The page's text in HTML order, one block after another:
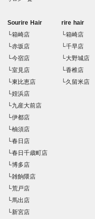
Sourire Hair
└箱崎店
└赤坂店
└今宿店
└室見店
└東比恵店
└姪浜店
└九産大前店
└伊都店
└柚須店
└春日店
└春日千歳町店
└博多店
└雑餉隈店
└荒戸店
└馬出店
└新宮店
rire hair
└箱崎店
└千早店
└大野城店
└香椎店
└久留米店